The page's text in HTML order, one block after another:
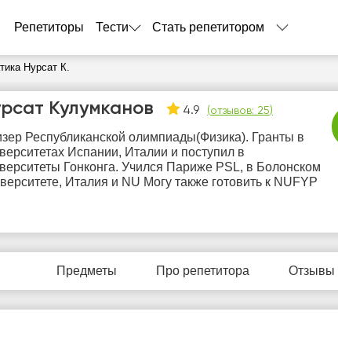
Репетиторы Тести Стать репетитором
Нурсат К.
Кулумканов 4.9 (отзывов: 25)
Республиканской олимпиады(Физика). Гранты в
Испании, Италии и поступил в
Гонконга. Учился Париже PSL, в Болонском
Италия и NU Могу также готовить к NUFYP
Предметы Про репетитора Отзывы
7
8
9
10
10:30 10:30
10:00
10:30
Нет
свободных